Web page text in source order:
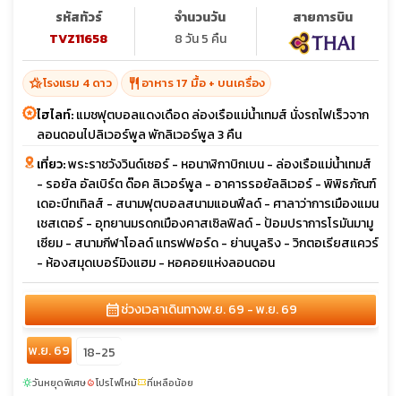
รหัสทัวร์
TVZ11658
จำนวนวัน
8 วัน 5 คืน
สายการบิน
hotel_classโรงแรม 4 ดาว restaurant อาหาร 17 มื้อ + บนเครื่อง
ไฮไลท์:แมชฟุตบอลแดงเดือด ล่องเรือแม่น้ำเทมส์ นั่งรถไฟเร็วจาก
ลอนดอนไปลิเวอร์พูล พักลิเวอร์พูล 3 คืน
เที่ยว:พระราชวังวินด์เซอร์ - หอนาฬิกาบิกเบน - ล่องเรือแม่น้ำเทมส์
- รอยัล อัลเบิร์ต ด๊อค ลิเวอร์พูล - อาคารรอยัลลิเวอร์ - พิพิธภัณฑ์
เดอะบีทเทิลส์ - สนามฟุตบอลสนามแอนฟีลด์ - ศาลาว่าการเมืองแมน
เชสเตอร์ - อุทยานมรดกเมืองคาสเซิลฟิลด์ - ป้อมปราการโรมันมามู
เซียม - สนามกีฬาโอลด์ แทรฟฟอร์ด - ย่านบูลริง - วิกตอเรียสแควร์
- ห้องสมุดเบอร์มิงแฮม - หอคอยแห่งลอนดอน
calendar_monthช่วงเวลาเดินทางพ.ย. 69 - พ.ย. 69
พ.ย. 69 18-25
sunnyวันหยุดพิเศษlocal_fire_departmentโปรไฟไหม้confirmation_numberที่เหลือน้อย